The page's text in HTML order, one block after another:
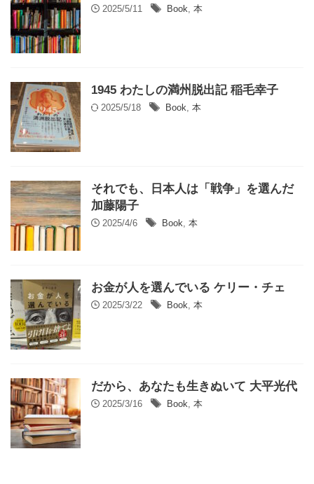
2025/5/11 Book, 本
1945 わたしの満州脱出記 稲毛幸子
2025/5/18 Book, 本
それでも、日本人は「戦争」を選んだ
加藤陽子
2025/4/6 Book, 本
お金が人を選んでいる ケリー・チェ
2025/3/22 Book, 本
だから、あなたも生きぬいて 大平光代
2025/3/16 Book, 本